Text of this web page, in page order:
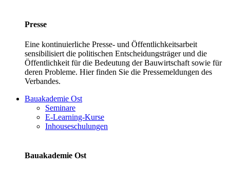
Presse
Eine kontinuierliche Presse- und Öffentlichkeitsarbeit
sensibilisiert die politischen Entscheidungsträger und die
Öffentlichkeit für die Bedeutung der Bauwirtschaft sowie für
deren Probleme. Hier finden Sie die Pressemeldungen des
Verbandes.
Bauakademie Ost
Seminare
E-Learning-Kurse
Inhouseschulungen
Bauakademie Ost